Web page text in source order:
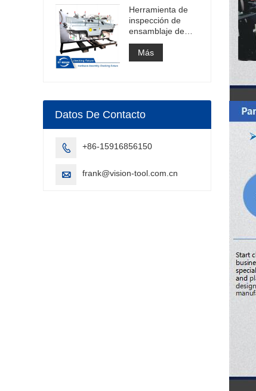
Herramienta de
inspección de
ensamblaje de
hardware grande
Más
Datos De Contacto
 +86-15916856150
 frank@vision-tool.com.cn